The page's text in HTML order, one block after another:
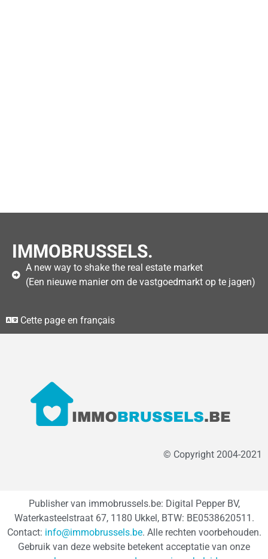
IMMOBRUSSELS.
A new way to shake the real estate market
(Een nieuwe manier om de vastgoedmarkt op te jagen)
Cette page en français
© Copyright 2004-2021
Publisher van immobrussels.be: Digital Pepper BV,
Waterkasteelstraat 67, 1180 Ukkel, BTW: BE0538620511.
Contact: info@immobrussels.be. Alle rechten voorbehouden.
Gebruik van deze website betekent acceptatie van onze